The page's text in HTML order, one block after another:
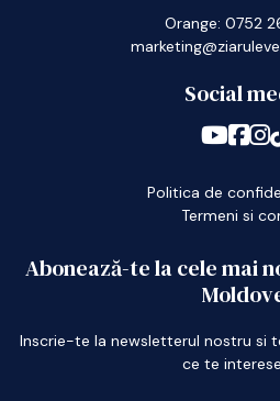
Orange: 0752
Social
Politica de
Termeni si
Abonează-te la cele mai
Inscrie-te la newsletterul nostru si
ce te